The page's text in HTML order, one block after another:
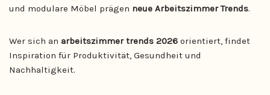
und modulare Möbel prägen neue Arbeitszimmer Trends.
Wer sich an arbeitszimmer trends 2026 orientiert, findet
Inspiration für Produktivität, Gesundheit und
Nachhaltigkeit.